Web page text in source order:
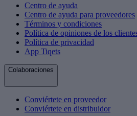
Centro de ayuda
Centro de ayuda para proveedores
Términos y condiciones
Política de opiniones de los
Política de privacidad
App Tiqets
Colaboraciones
Conviértete en proveedor
Conviértete en distribuidor